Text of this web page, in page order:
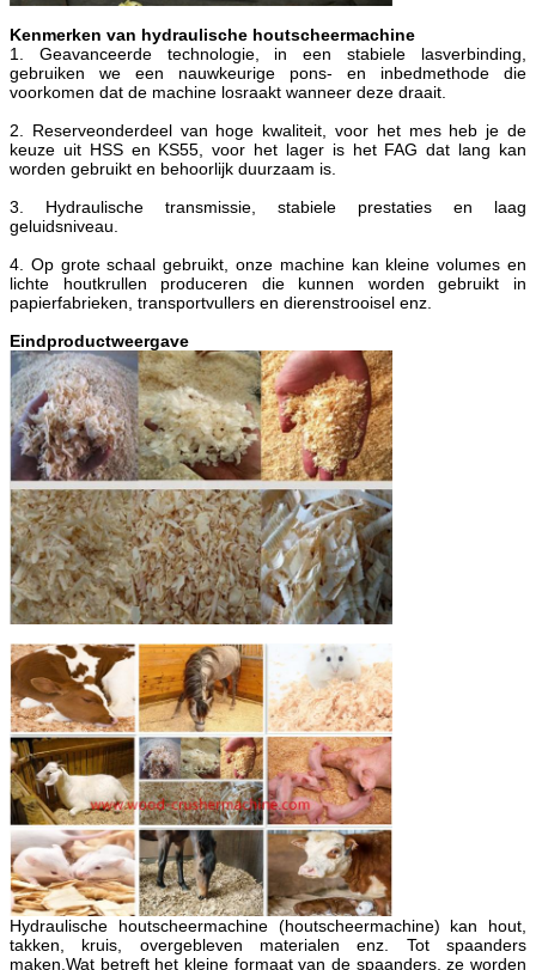
Kenmerken van hydraulische houtscheermachine
1. Geavanceerde technologie, in een stabiele lasverbinding,
gebruiken we een nauwkeurige pons- en inbedmethode die
voorkomen dat de machine losraakt wanneer deze draait.
2. Reserveonderdeel van hoge kwaliteit, voor het mes heb je de
keuze uit HSS en KS55, voor het lager is het FAG dat lang kan
worden gebruikt en behoorlijk duurzaam is.
3. Hydraulische transmissie, stabiele prestaties en laag
geluidsniveau.
4. Op grote schaal gebruikt, onze machine kan kleine volumes en
lichte houtkrullen produceren die kunnen worden gebruikt in
papierfabrieken, transportvullers en dierenstrooisel enz.
Eindproductweergave
Hydraulische houtscheermachine (houtscheermachine) kan hout,
takken, kruis, overgebleven materialen enz. Tot spaanders
maken.Wat betreft het kleine formaat van de spaanders, ze worden